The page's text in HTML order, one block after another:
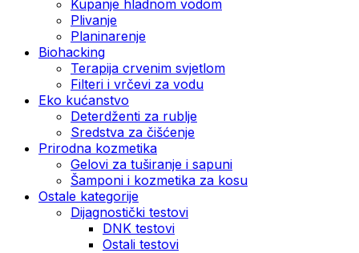
Kupanje hladnom vodom
Plivanje
Planinarenje
Biohacking
Terapija crvenim svjetlom
Filteri i vrčevi za vodu
Eko kućanstvo
Deterdženti za rublje
Sredstva za čišćenje
Prirodna kozmetika
Gelovi za tuširanje i sapuni
Šamponi i kozmetika za kosu
Ostale kategorije
Dijagnostički testovi
DNK testovi
Ostali testovi